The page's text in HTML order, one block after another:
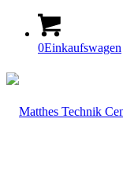
0Einkaufswagen